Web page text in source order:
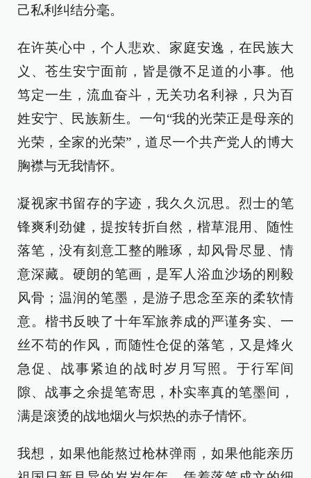
己私利纠结分毫。
在许英心中，个人悲欢、家庭安逸，在民族大
义、苍生安宁面前，皆是微不足道的小事。他
笃定一生，流血奋斗，无关功名利禄，只为百
姓安宁、民族新生。一句“我的光荣正是母亲的
光荣，全家的光荣”，道尽一个共产党人的博大
胸襟与无我情怀。
凝视家书留存的字迹，我久久沉思。烈士的笔
锋爽利劲健，提按转折自然，楷草混用、随性
落笔，没有刻意工整的雕琢，却风骨尽显、情
意深藏。硬朗的笔画，是军人浴血沙场的刚毅
风骨；温润的笔墨，是游子思念至亲的柔软情
意。楷书反映了十年军旅养成的严谨务实、一
丝不苟的作风，而随性仓促的落笔，又是烽火
急促、战事紧迫的战时岁月写照。于行军间
隙、战事之余提笔寄思，朴实率真的笔墨间，
满是滚烫的战地烟火与炽热的赤子情怀。
我想，如果他能熬过枪林弹雨，如果他能亲历